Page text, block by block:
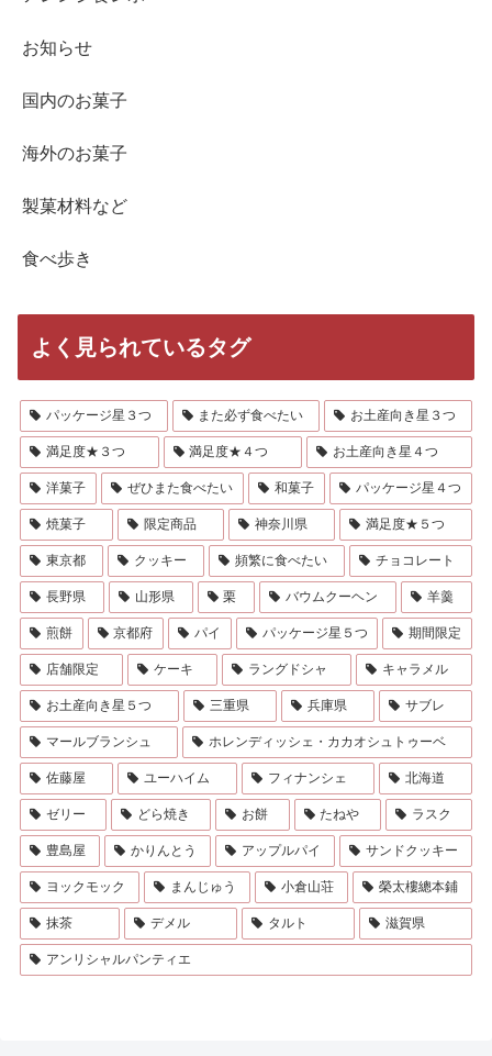
お知らせ
国内のお菓子
海外のお菓子
製菓材料など
食べ歩き
よく見られているタグ
パッケージ星３つ また必ず食べたい お土産向き星３つ
満足度★３つ 満足度★４つ お土産向き星４つ
洋菓子 ぜひまた食べたい 和菓子 パッケージ星４つ
焼菓子 限定商品 神奈川県 満足度★５つ
東京都 クッキー 頻繁に食べたい チョコレート
長野県 山形県 栗 バウムクーヘン 羊羹
煎餅 京都府 パイ パッケージ星５つ 期間限定
店舗限定 ケーキ ラングドシャ キャラメル
お土産向き星５つ 三重県 兵庫県 サブレ
マールブランシュ ホレンディッシェ・カカオシュトゥーベ
佐藤屋 ユーハイム フィナンシェ 北海道
ゼリー どら焼き お餅 たねや ラスク
豊島屋 かりんとう アップルパイ サンドクッキー
ヨックモック まんじゅう 小倉山荘 榮太樓總本鋪
抹茶 デメル タルト 滋賀県
アンリシャルパンティエ